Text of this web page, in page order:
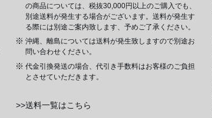
の商品については、税抜30,000円以上のご購入でも、
別途送料が発生する場合がございます。送料が発生す
る際には別途ご案内致します、予めご了承ください。
沖縄、離島については送料が発生致しますので別途お
問い合わせください。
代金引換発送の場合、代引き手数料はお客様のご負担
とさせていただきます。
>>送料一覧はこちら